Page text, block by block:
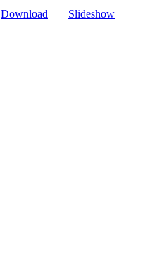
Download Slideshow